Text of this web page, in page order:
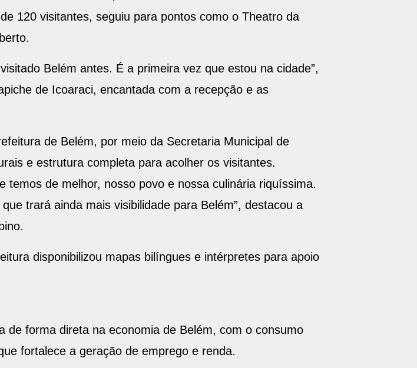
120 visitantes, seguiu para pontos como o Theatro da
Belém antes. É a primeira vez que estou na cidade”,
de Icoaraci, encantada com a recepção e as
de Belém, por meio da Secretaria Municipal de
e estrutura completa para acolher os visitantes.
temos de melhor, nosso povo e nossa culinária riquíssima.
trará ainda mais visibilidade para Belém”, destacou a
disponibilizou mapas bilíngues e intérpretes para apoio
forma direta na economia de Belém, com o consumo
fortalece a geração de emprego e renda.